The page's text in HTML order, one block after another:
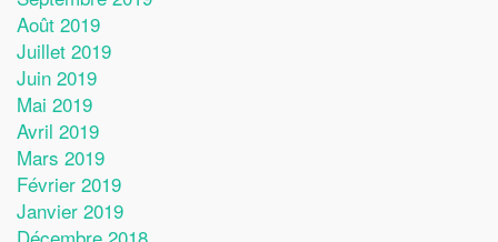
Août 2019
Juillet 2019
Juin 2019
Mai 2019
Avril 2019
Mars 2019
Février 2019
Janvier 2019